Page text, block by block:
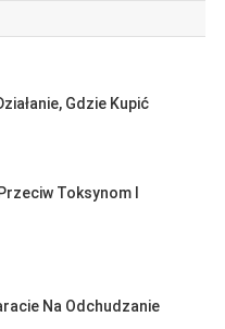
Gdzie Kupić
Toksynom I
Na Odchudzanie